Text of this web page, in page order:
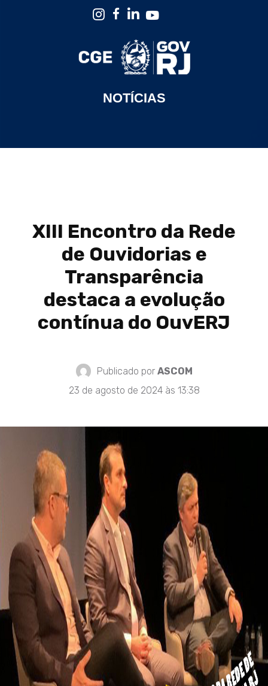
NOTÍCIAS
XIII Encontro da Rede
de Ouvidorias e
Transparência
destaca a evolução
contínua do OuvERJ
Publicado por ASCOM
23 de agosto de 2024 às 13:38